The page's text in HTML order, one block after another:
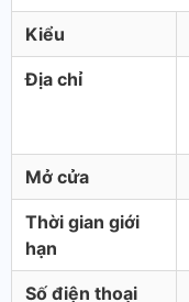
Kiểu
Địa chỉ
Mở cửa
Thời gian giới
hạn
Số điện thoại